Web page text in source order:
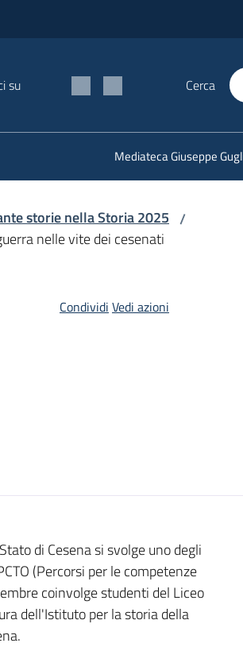
su Cerca
Mediateca Giuseppe
storie nella Storia 2025 /
nelle vite dei cesenati
Condividi Vedi azioni
di Cesena si svolge uno degli
(Percorsi per le competenze
coinvolge studenti del Liceo
dell'Istituto per la storia della